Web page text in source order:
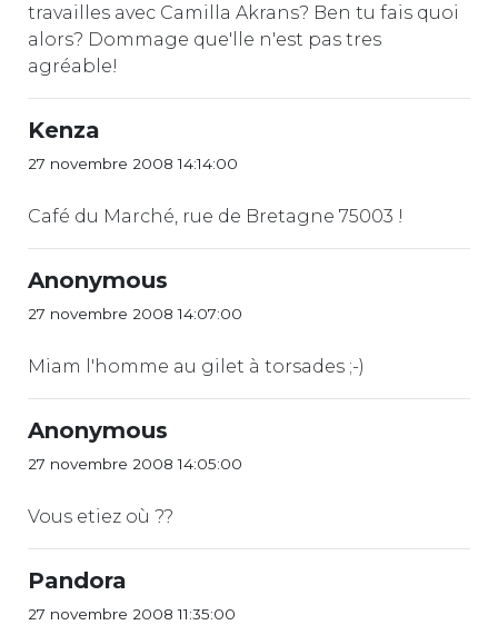
travailles avec Camilla Akrans? Ben tu fais quoi
alors? Dommage que'lle n'est pas tres
agréable!
Kenza
27 novembre 2008 14:14:00
Café du Marché, rue de Bretagne 75003 !
Anonymous
27 novembre 2008 14:07:00
Miam l'homme au gilet à torsades ;-)
Anonymous
27 novembre 2008 14:05:00
Vous etiez où ??
Pandora
27 novembre 2008 11:35:00